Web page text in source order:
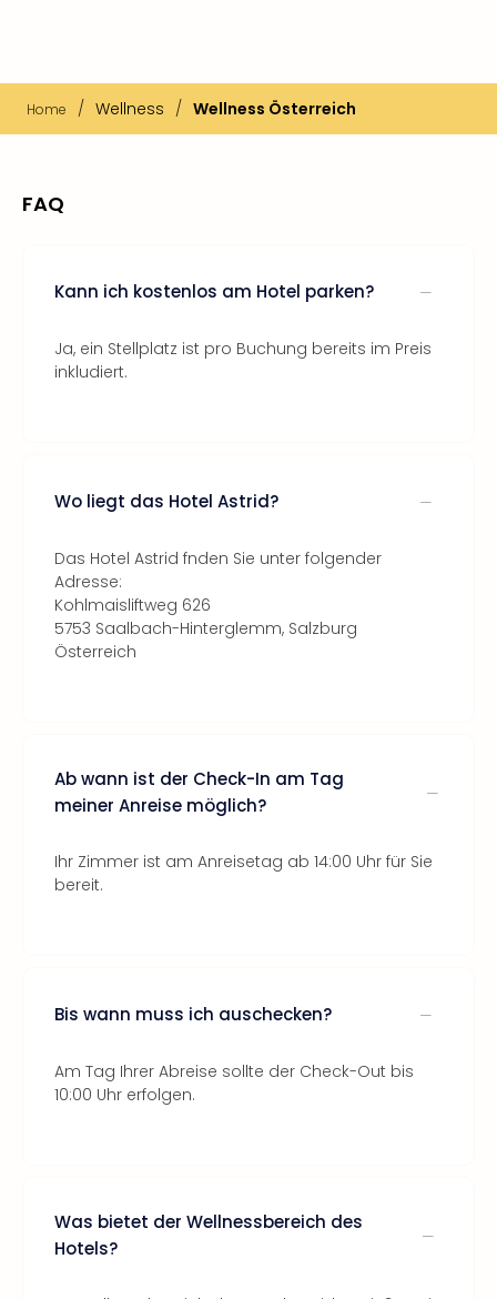
Home / Wellness / Wellness Österreich
FAQ
Kann ich kostenlos am Hotel parken?
Ja, ein Stellplatz ist pro Buchung bereits im Preis
inkludiert.
Wo liegt das Hotel Astrid?
Das Hotel Astrid fnden Sie unter folgender
Adresse:
Kohlmaisliftweg 626
5753 Saalbach-Hinterglemm, Salzburg
Österreich
Ab wann ist der Check-In am Tag
meiner Anreise möglich?
Ihr Zimmer ist am Anreisetag ab 14:00 Uhr für Sie
bereit.
Bis wann muss ich auschecken?
Am Tag Ihrer Abreise sollte der Check-Out bis
10:00 Uhr erfolgen.
Was bietet der Wellnessbereich des
Hotels?